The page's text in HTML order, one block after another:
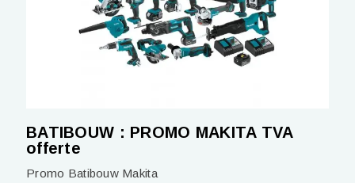
BATIBOUW : PROMO MAKITA TVA
offerte
Promo Batibouw Makita